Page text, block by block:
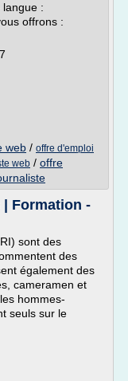
:
offrons :
web / offre d'emploi
web / offre
Formation -
sont des
des
également des
cameramen et
hommes-
seuls sur le